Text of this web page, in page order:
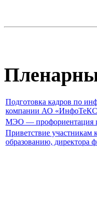
Подготовка кадров по
компании АО
МЭО — профориентация
Приветствие
образованию, директора